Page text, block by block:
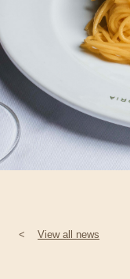
SHOP |
WHAT'S
CORRIERE
HISTORY
SUSTAINABILITY
CONTACT
< View all news